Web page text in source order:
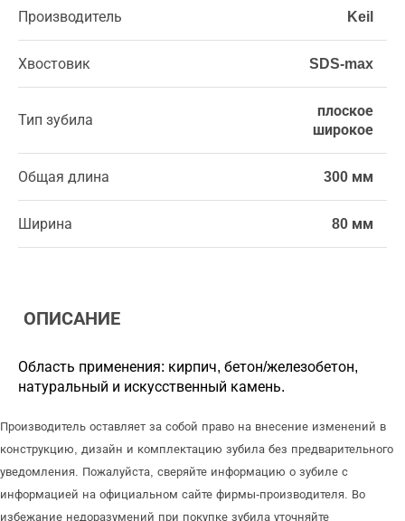
Производитель Keil
Хвостовик SDS-max
Тип зубила
плоское
широкое
Общая длина 300 мм
Ширина 80 мм
ОПИСАНИЕ
Область применения: кирпич, бетон/железобетон,
натуральный и искусственный камень.
Производитель оставляет за собой право на внесение изменений в
конструкцию, дизайн и комплектацию зубила без предварительного
уведомления. Пожалуйста, сверяйте информацию о зубиле с
информацией на официальном сайте фирмы-производителя. Во
избежание недоразумений при покупке зубила уточняйте